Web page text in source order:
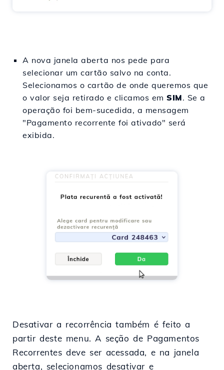
A nova janela aberta nos pede para
selecionar um cartão salvo na conta.
Selecionamos o cartão de onde queremos que
o valor seja retirado e clicamos em SIM. Se a
operação foi bem-sucedida, a mensagem
"Pagamento recorrente foi ativado" será
exibida.
Desativar a recorrência também é feito a
partir deste menu. A seção de Pagamentos
Recorrentes deve ser acessada, e na janela
aberta, selecionamos desativar e